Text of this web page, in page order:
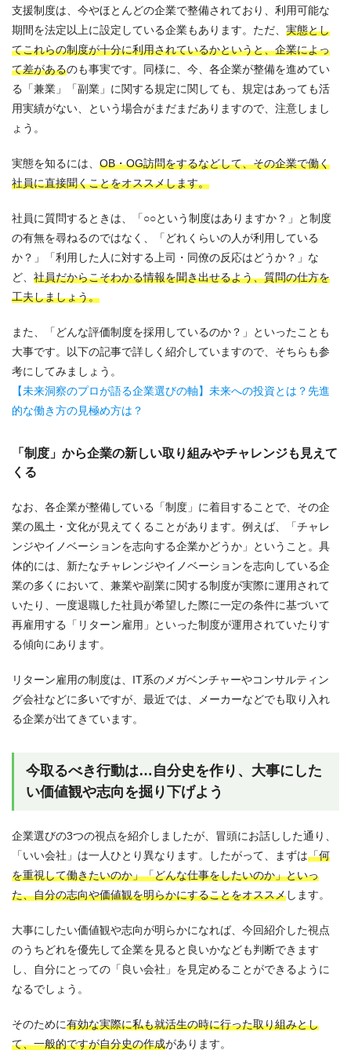
支援制度は、今やほとんどの企業で整備されており、利用可能な
期間を法定以上に設定している企業もあります。ただ、 実態とし
てこれらの制度が十分に利用されているかというと、企業によっ
て差があるのも事実です。同様に、今、各企業が整備を進めてい
る「兼業」「副業」に関する規定に関しても、規定はあっても活
用実績がない、という場合がまだまだありますので、注意しまし
ょう。
実態を知るには、 OB・OG訪問をするなどして、その企業で働く
社員に直接聞くことをオススメします。
社員に質問するときは、「○○という制度はありますか？」と制度
の有無を尋ねるのではなく、「どれくらいの人が利用している
か？」「利用した人に対する上司・同僚の反応はどうか？」な
ど、 社員だからこそわかる情報を聞き出せるよう、質問の仕方を
工夫しましょう。
また、「どんな評価制度を採用しているのか？」といったことも
大事です。以下の記事で詳しく紹介していますので、そちらも参
考にしてみましょう。
【未来洞察のプロが語る企業選びの軸】未来への投資とは？先進
的な働き方の見極め方は？
「制度」から企業の新しい取り組みやチャレンジも見えて
くる
なお、各企業が整備している「制度」に着目することで、その企
業の風土・文化が見えてくることがあります。例えば、「チャレ
ンジやイノベーションを志向する企業かどうか」ということ。具
体的には、新たなチャレンジやイノベーションを志向している企
業の多くにおいて、兼業や副業に関する制度が実際に運用されて
いたり、一度退職した社員が希望した際に一定の条件に基づいて
再雇用する「リターン雇用」といった制度が運用されていたりす
る傾向にあります。
リターン雇用の制度は、IT系のメガベンチャーやコンサルティン
グ会社などに多いですが、最近では、メーカーなどでも取り入れ
る企業が出てきています。
今取るべき行動は…自分史を作り、大事にした
い価値観や志向を掘り下げよう
企業選びの3つの視点を紹介しましたが、冒頭にお話しした通り、
「いい会社」は一人ひとり異なります。したがって、まずは「何
を重視して働きたいのか」「どんな仕事をしたいのか」といっ
た、自分の志向や価値観を明らかにすることをオススメします。
大事にしたい価値観や志向が明らかになれば、今回紹介した視点
のうちどれを優先して企業を見ると良いかなども判断できます
し、自分にとっての「良い会社」を見定めることができるように
なるでしょう。
そのために有効な実際に私も就活生の時に行った取り組みとし
て、一般的ですが自分史の作成があります。